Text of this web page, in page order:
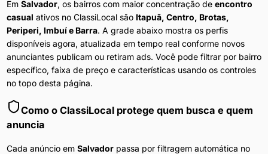
Em Salvador, os bairros com maior concentração de encontro
casual ativos no ClassiLocal são Itapuã, Centro, Brotas,
Periperi, Imbuí e Barra. A grade abaixo mostra os perfis
disponíveis agora, atualizada em tempo real conforme novos
anunciantes publicam ou retiram ads. Você pode filtrar por bairro
específico, faixa de preço e características usando os controles
no topo desta página.
Como o ClassiLocal protege quem busca e quem
anuncia
Cada anúncio em Salvadorpassa por filtragem automática no